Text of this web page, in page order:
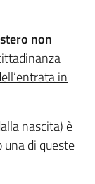
non
in
nascita) è
di queste